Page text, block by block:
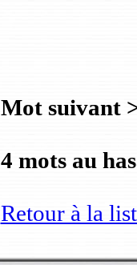
Mot suivant
4 mots au
Retour à la